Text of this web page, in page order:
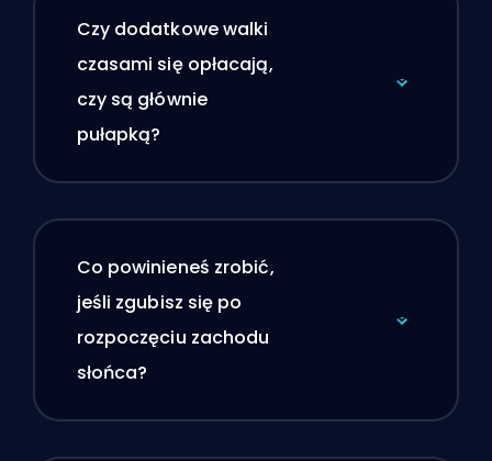
Czy dodatkowe walki
czasami się opłacają,
czy są głównie
pułapką?
Co powinieneś zrobić,
jeśli zgubisz się po
rozpoczęciu zachodu
słońca?